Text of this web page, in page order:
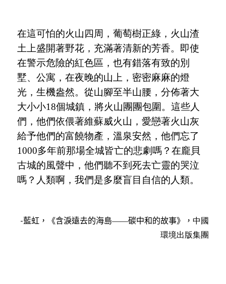
在這可怕的火山四周，葡萄樹正綠，火山渣
土上盛開著野花，充滿著清新的芳香。即使
在警示危險的紅色區，也有錯落有致的別
墅、公寓，在夜晚的山上，密密麻麻的燈
光，生機盎然。從山腳至半山腰，分佈著大
大小小18個城鎮，將火山團團包圍。這些人
們，他們依偎著維蘇威火山，愛戀著火山灰
給予他們的富饒物產，溫泉安然，他們忘了
1000多年前那場全城皆亡的悲劇嗎？在龐貝
古城的風聲中，他們聽不到死去亡靈的哭泣
嗎？人類啊，我們是多麼盲目自信的人類。
-藍虹， 《含淚遠去的海島——碳中和的故事》， 中國
環境出版集團